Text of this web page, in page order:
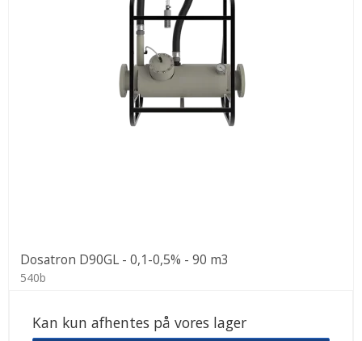
Dosatron D90GL - 0,1-0,5% - 90 m3
540b
Kan kun afhentes på vores lager